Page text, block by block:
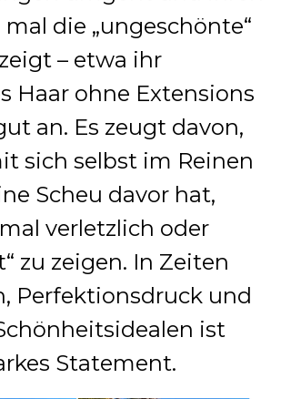
mal die „ungeschönte“
– etwa ihr
Haar ohne Extensions
an. Es zeugt davon,
sich selbst im Reinen
Scheu davor hat,
verletzlich oder
zu zeigen. In Zeiten
Perfektionsdruck und
ist
Statement.